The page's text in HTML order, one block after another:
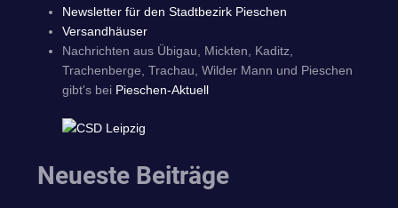
Newsletter für den Stadtbezirk Pieschen
Versandhäuser
Nachrichten aus Übigau, Mickten, Kaditz,
Trachenberge, Trachau, Wilder Mann und Pieschen
gibt's bei Pieschen-Aktuell
Neueste Beiträge